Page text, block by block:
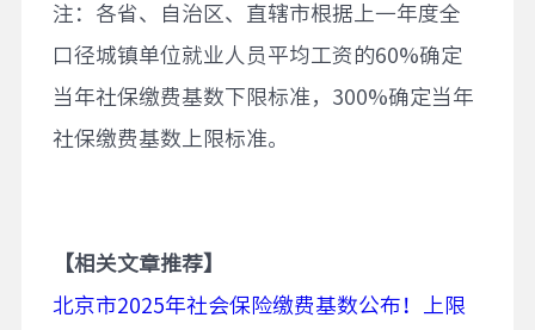
注：各省、自治区、直辖市根据上一年度全
口径城镇单位就业人员平均工资的60%确定
当年社保缴费基数下限标准，300%确定当年
社保缴费基数上限标准。
【相关文章推荐】
北京市2025年社会保险缴费基数公布！上限